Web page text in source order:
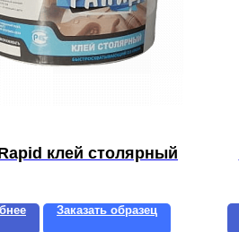
клей столярный
Заказать образец